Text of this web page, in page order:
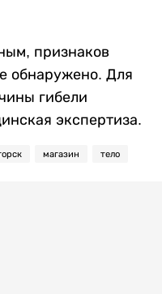
признаков
обнаружено. Для
гибели
экспертиза.
магазин тело